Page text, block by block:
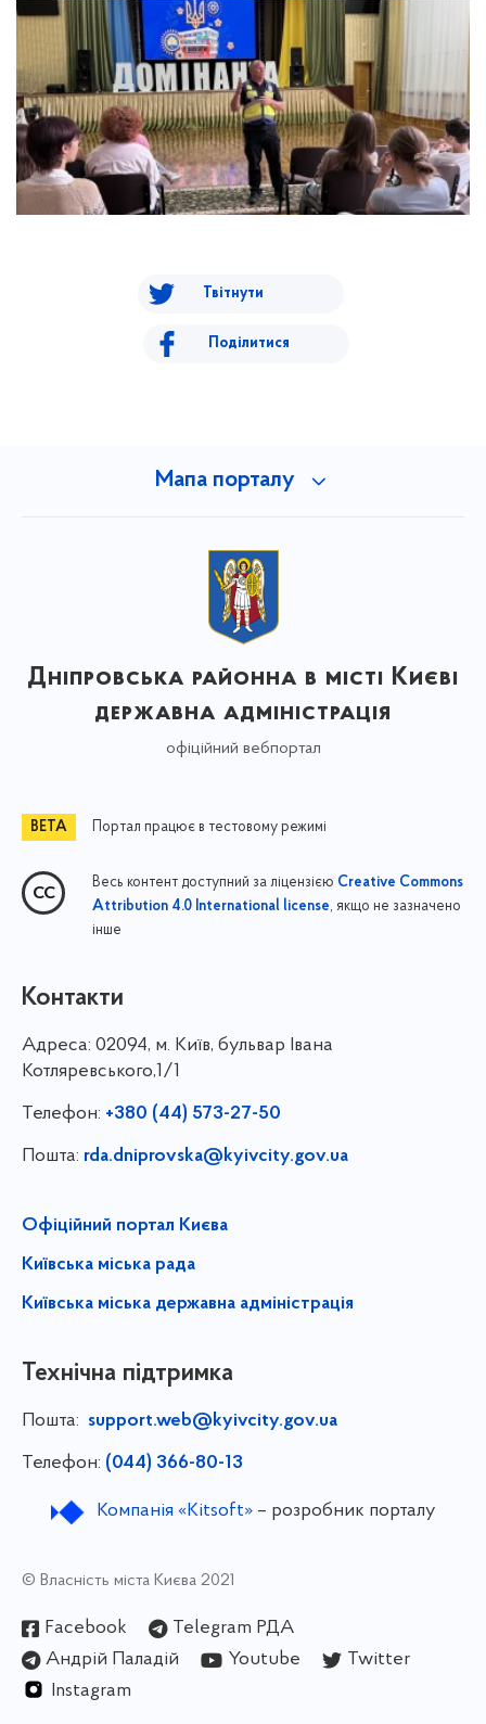
Твітнути
Поділитися
Мапа порталу
Дніпровська районна в місті Києві
державна адміністрація
офіційний вебпортал
Портал працює в тестовому режимі
Весь контент доступний за ліцензією Creative Commons
Attribution 4.0 International license, якщо не зазначено
інше
Контакти
Адреса: 02094, м. Київ, бульвар Івана
Котляревського,1/1
Телефон: +380 (44) 573-27-50
Пошта: rda.dniprovska@kyivcity.gov.ua
Офіційний портал Києва
Київська міська рада
Київська міська державна адміністрація
Технічна підтримка
Пошта: support.web@kyivcity.gov.ua
Телефон: (044) 366-80-13
Компанія «Kitsoft»– розробник порталу
© Власність міста Києва 2021
Facebook
Telegram РДА
Андрій Паладій
Youtube
Twitter
Instagram